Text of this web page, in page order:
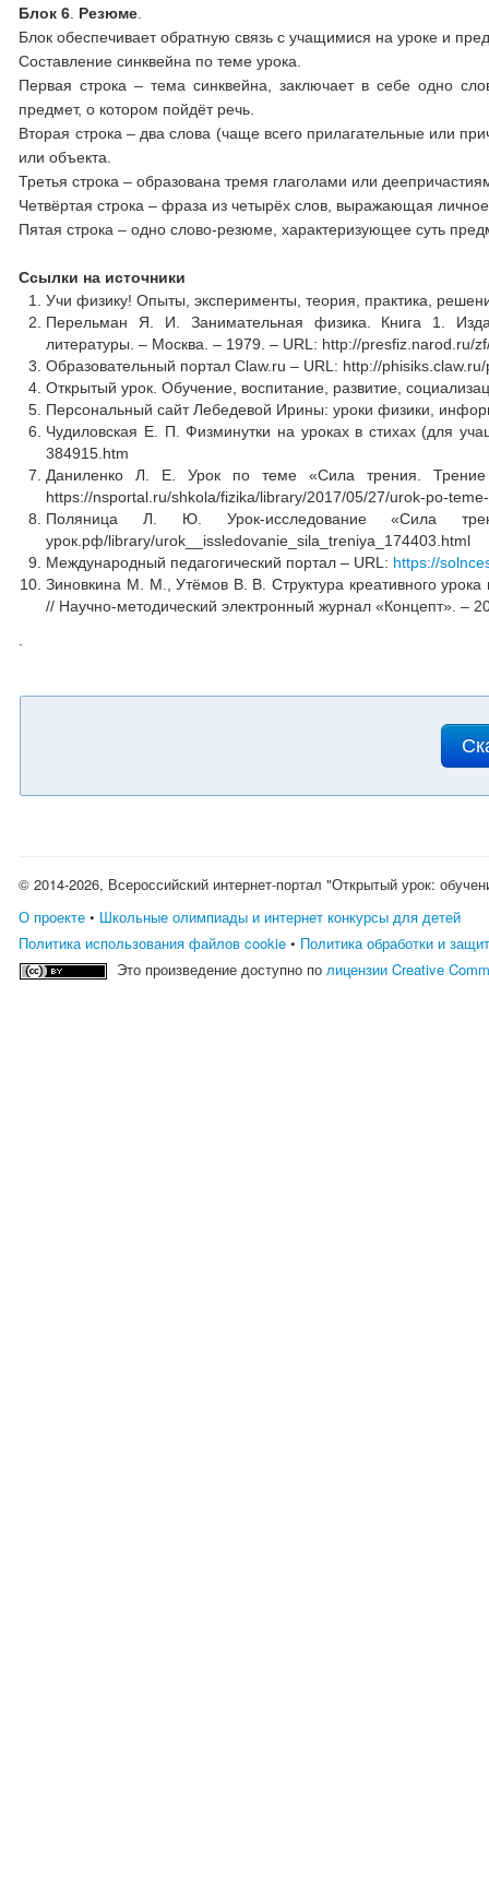
Блок 6 Резюме
Блок обеспечивает обратную связь с учащимися на уроке и
Составление синквейна по теме урока.
Первая строка – тема синквейна, заключает в себе одно
предмет, о котором пойдёт речь.
Вторая строка – два слова (чаще всего прилагательные или
или объекта.
Третья строка – образована тремя глаголами или
Четвёртая строка – фраза из четырёх слов, выражающая
Пятая строка – одно слово-резюме, характеризующее суть
Ссылки на источники
Учи физику! Опыты, эксперименты, теория, практика,
Перельман Я. И. Занимательная физика. Книга 1.
литературы. – Москва. – 1979. – URL: http://presfiz.narod.ru/
Образовательный портал Claw.ru – URL: http://
Открытый урок. Обучение, воспитание, развитие,
Персональный сайт Лебедевой Ирины: уроки физики,
Чудиловская Е. П. Физминутки на уроках в стихах (для
384915.htm
Даниленко Л. Е. Урок по теме «Сила трения.
https://nsportal.ru/shkola/fizika/library/2017/05/27/urok-po-
Поляница Л. Ю. Урок-исследование «Сила
урок.рф/library/urok__issledovanie_sila_treniya_174403.html
Международный педагогический портал – URL: https://
Зиновкина М. М., Утёмов В. В. Структура креативного
// Научно-методический электронный журнал «Концепт». –
© 2014-2026, Всероссийский интернет-портал "Открытый урок:
О проекте • Школьные олимпиады и интернет конкурсы для детей
Политика использования файлов cookie • Политика обработки и
Это произведение доступно полицензии Creative